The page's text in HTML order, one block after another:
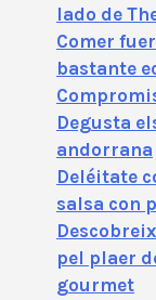
lado de
Comer
bastante
Degusta
andorrana
Deléitate
salsa con
pel plaer
gourmet